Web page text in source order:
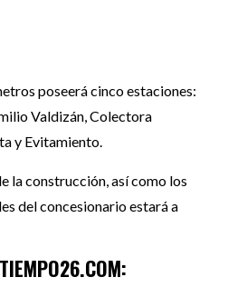
poseerá cinco estaciones:
Valdizán, Colectora
y Evitamiento.
la construcción, así como los
del concesionario estará a